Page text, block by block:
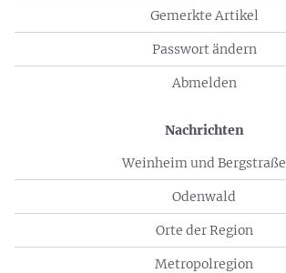
Gemerkte Artikel
Passwort ändern
Abmelden
Nachrichten
Weinheim und Bergstraße
Odenwald
Orte der Region
Metropolregion